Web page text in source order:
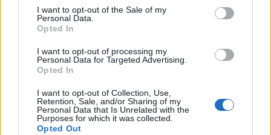
consent section.
I want to opt-out of the Sale of my
Personal Data.
Opted In
I want to opt-out of processing my
Personal Data for Targeted Advertising.
Opted In
I want to opt-out of Collection, Use,
Retention, Sale, and/or Sharing of my
Personal Data that Is Unrelated with the
Purposes for which it was collected.
Opted Out
szúnyoginvázió elkerülésében
HIRDETÉS